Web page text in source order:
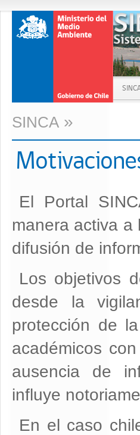
SINCA »
El Portal
manera activa
difusión de
Los objetivos
desde la
protección de
académicos
ausencia de
influye
En el caso